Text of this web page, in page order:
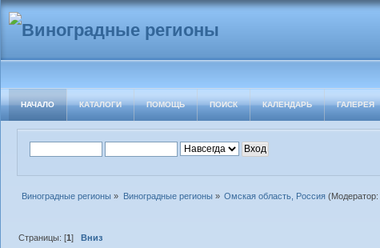
НАЧАЛО КАТАЛОГИ ПОМОЩЬ ПОИСК КАЛЕНДАРЬ ГАЛЕРЕЯ
Виноградные регионы » Виноградные регионы » Омская область, Россия(Модератор:
Страницы: [1] Вниз